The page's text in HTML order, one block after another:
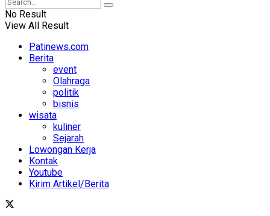
No Result
View All Result
Patinews.com
Berita
event
Olahraga
politik
bisnis
wisata
kuliner
Sejarah
Lowongan Kerja
Kontak
Youtube
Kirim Artikel/Berita